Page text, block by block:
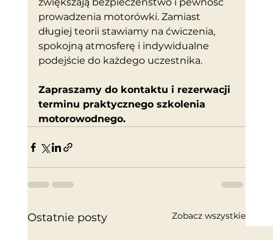
prowadzenia motorówki. Zamiast
długiej teorii stawiamy na ćwiczenia,
spokojną atmosferę i indywidualne
podejście do każdego uczestnika.
Zapraszamy do kontaktu i rezerwacji
terminu praktycznego szkolenia
motorowodnego.
Ostatnie posty Zobacz wszystkie